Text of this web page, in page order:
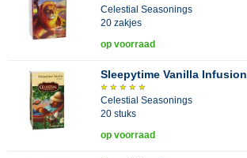
Celestial Seasonings
20 zakjes
op voorraad
Sleepytime Vanilla Infusion
Celestial Seasonings
20 stuks
op voorraad